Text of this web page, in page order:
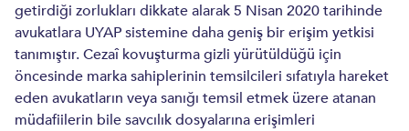
getirdiği zorlukları dikkate alarak 5 Nisan 2020 tarihinde
avukatlara UYAP sistemine daha geniş bir erişim yetkisi
tanımıştır. Cezaî kovuşturma gizli yürütüldüğü için
öncesinde marka sahiplerinin temsilcileri sıfatıyla hareket
eden avukatların veya sanığı temsil etmek üzere atanan
müdafiilerin bile savcılık dosyalarına erişimleri